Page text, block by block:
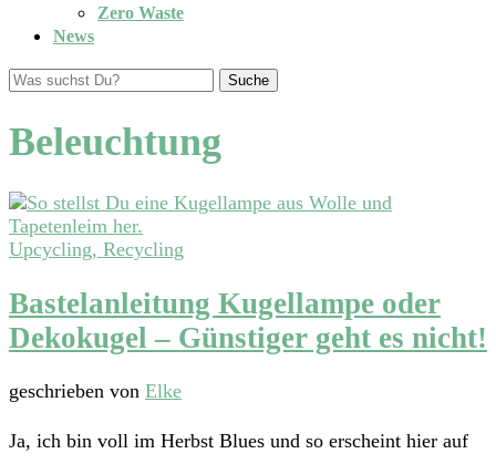
Zero Waste
News
Suche
Beleuchtung
Upcycling, Recycling
Bastelanleitung Kugellampe oder
Dekokugel – Günstiger geht es nicht!
geschrieben von Elke
Ja, ich bin voll im Herbst Blues und so erscheint hier auf